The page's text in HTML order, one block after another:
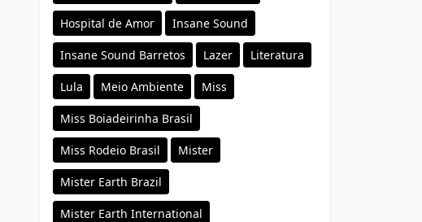
Hospital de Amor Insane Sound
Insane Sound Barretos Lazer Literatura
Lula Meio Ambiente Miss
Miss Boiadeirinha Brasil
Miss Rodeio Brasil Mister
Mister Earth Brazil
Mister Earth International